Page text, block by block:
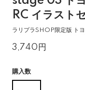
RC イラスト
ラリプラSHOP限定版 ト
3,740円
購入数